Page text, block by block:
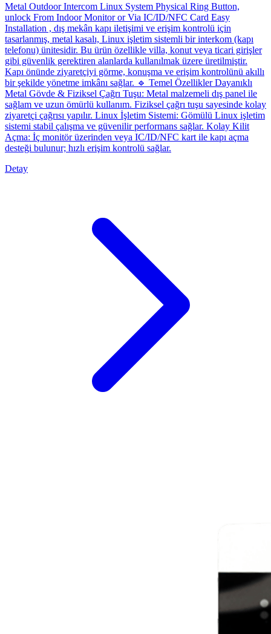
Metal Outdoor Intercom Linux System Physical Ring Button,
unlock From Indoor Monitor or Via IC/ID/NFC Card Easy
Installation , dış mekân kapı iletişimi ve erişim kontrolü için
tasarlanmış, metal kasalı, Linux işletim sistemli bir interkom (kapı
telefonu) ünitesidir. Bu ürün özellikle villa, konut veya ticari girişler
gibi güvenlik gerektiren alanlarda kullanılmak üzere üretilmiştir.
Kapı önünde ziyaretçiyi görme, konuşma ve erişim kontrolünü akıllı
bir şekilde yönetme imkânı sağlar. 🔹 Temel Özellikler Dayanıklı
Metal Gövde & Fiziksel Çağrı Tuşu: Metal malzemeli dış panel ile
sağlam ve uzun ömürlü kullanım. Fiziksel çağrı tuşu sayesinde kolay
ziyaretçi çağrısı yapılır. Linux İşletim Sistemi: Gömülü Linux işletim
sistemi stabil çalışma ve güvenilir performans sağlar. Kolay Kilit
Açma: İç monitör üzerinden veya IC/ID/NFC kart ile kapı açma
desteği bulunur; hızlı erişim kontrolü sağlar.
Detay